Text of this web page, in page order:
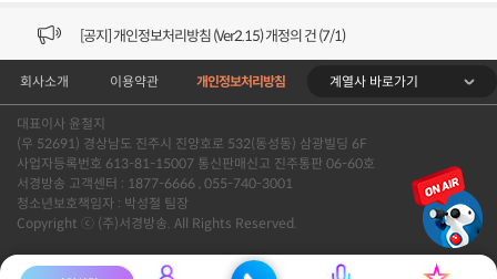
[공지] 개인정보처리방침 (Ver2.15) 개정의 건 (7/1)
[서경방송] 일부 채널편성 변경 안내의 건 (7/1)
[VOD공지] 청춘초이스 이용금액 변경 안내
[서경방송] 일부 채널편성 변경 안내의 건 (7/22)
회사소개 이용약관 개인정보처리방침 계열사 바로가기
대표이사 윤철지
(우 52691) 경상남도 진주시 진양호로 532(동성동) 삼광빌딩 6F
사업자등록번호 613-81-15007 통신판매신고 진주통판 06-60호
서경방송 고객센터 : 1877-6666 , 055-740-3001
청소년보호책임자 : 박성철 팀장
Copyright ⓒ (주)서경방송. All Rights Reserved.